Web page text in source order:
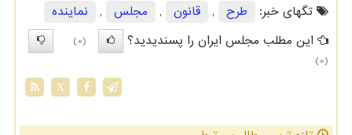
تگهای خبر:
طرح , قانون , مجلس ,
نماینده
این مطلب مجلس ایران را پسندیدید؟
(0)
(0)
X